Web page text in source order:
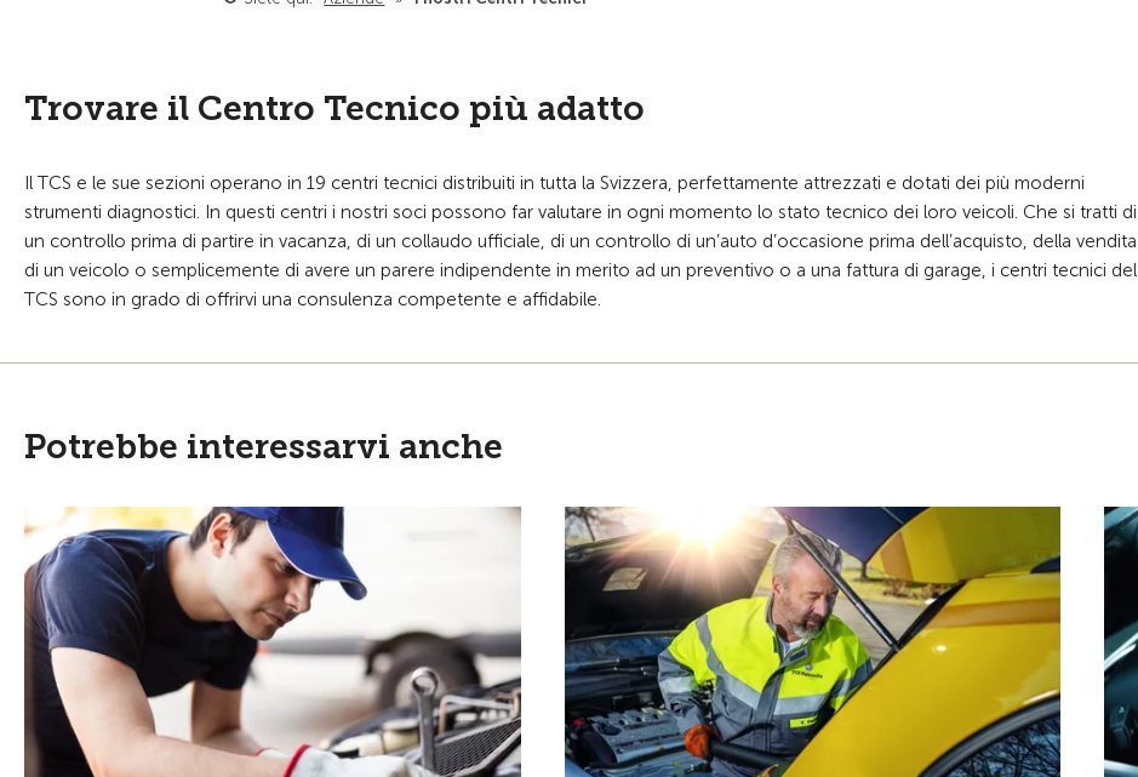
Trovare il Centro Tecnico più adatto
Il TCS e le sue sezioni operano in 19 centri tecnici distribuiti in tutta la Svizzera, perfettamente attrezzati e dotati dei più moderni
strumenti diagnostici. In questi centri i nostri soci possono far valutare in ogni momento lo stato tecnico dei loro veicoli. Che si tratti di
un controllo prima di partire in vacanza, di un collaudo ufficiale, di un controllo di un’auto d’occasione prima dell’acquisto, della vendita
di un veicolo o semplicemente di avere un parere indipendente in merito ad un preventivo o a una fattura di garage, i centri tecnici del
TCS sono in grado di offrirvi una consulenza competente e affidabile.
Potrebbe interessarvi anche